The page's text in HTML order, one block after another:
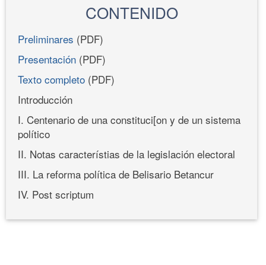
CONTENIDO
Preliminares (PDF)
Presentación (PDF)
Texto completo (PDF)
Introducción
I. Centenario de una constituci[on y de un sistema
político
II. Notas característias de la legislación electoral
III. La reforma política de Belisario Betancur
IV. Post scriptum